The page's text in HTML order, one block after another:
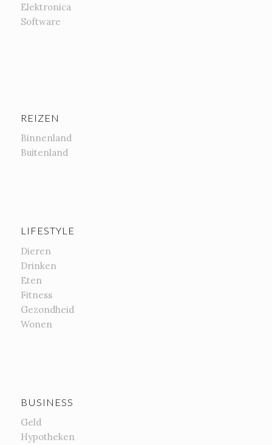
Elektronica
Software
REIZEN
Binnenland
Buitenland
LIFESTYLE
Dieren
Drinken
Eten
Fitness
Gezondheid
Wonen
BUSINESS
Geld
Hypotheken